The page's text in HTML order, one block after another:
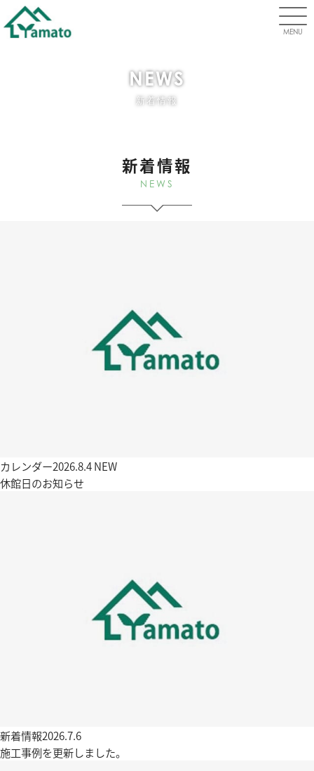
MENU
NEWS
新着情報
新着情報
NEWS
カレンダー2026.8.4NEW
休館日のお知らせ
新着情報2026.7.6
施工事例を更新しました。